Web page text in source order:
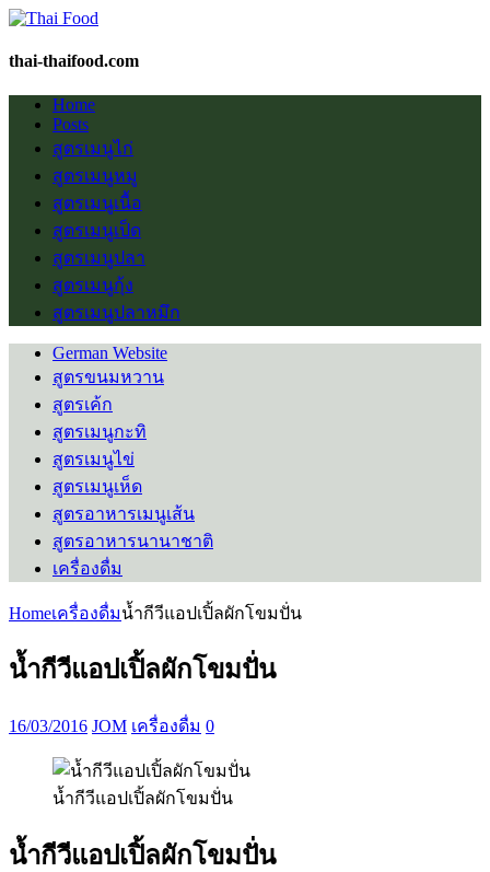
thai-thaifood.com
Home
Posts
สูตรเมนูไก่
สูตรเมนูหมู
สูตรเมนูเนื้อ
สูตรเมนูเป็ด
สูตรเมนูปลา
สูตรเมนูกุ้ง
สูตรเมนูปลาหมึก
German Website
สูตรขนมหวาน
สูตรเค้ก
สูตรเมนูกะทิ
สูตรเมนูไข่
สูตรเมนูเห็ด
สูตรอาหารเมนูเส้น
สูตรอาหารนานาชาติ
เครื่องดื่ม
Homeเครื่องดื่มน้ำกีวีแอปเปิ้ลผักโขมปั่น
น้ำกีวีแอปเปิ้ลผักโขมปั่น
16/03/2016 JOM เครื่องดื่ม 0
น้ำกีวีแอปเปิ้ลผักโขมปั่น
น้ำกีวีแอปเปิ้ลผักโขมปั่น